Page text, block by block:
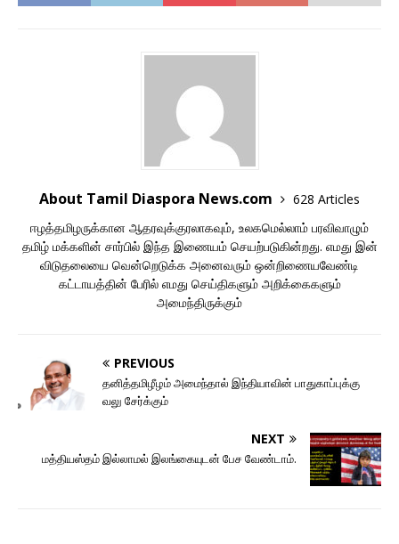
About Tamil Diaspora News.com
628 Articles
ஈழத்தமிழருக்கான ஆதரவுக்குரலாகவும், உலகமெல்லாம் பரவிவாழும்
தமிழ் மக்களின் சார்பில் இந்த இணையம் செயற்படுகின்றது. எமது இன்
விடுதலையை வென்றெடுக்க அனைவரும் ஒன்றிணையவேண்டி
கட்டாயத்தின் பேரில் எமது செய்திகளும் அறிக்கைகளும்
அமைந்திருக்கும்
PREVIOUS
தனித்தமிழீழம் அமைந்தால் இந்தியாவின் பாதுகாப்புக்கு
வலு சேர்க்கும்
NEXT
மத்தியஸ்தம் இல்லாமல் இலங்கையுடன் பேச வேண்டாம்.